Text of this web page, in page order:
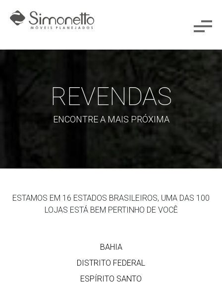
REVENDAS
ENCONTRE A MAIS PRÓXIMA
ESTAMOS EM 16 ESTADOS BRASILEIROS, UMA DAS 100
LOJAS ESTÁ BEM PERTINHO DE VOCÊ
BAHIA
DISTRITO FEDERAL
ESPÍRITO SANTO